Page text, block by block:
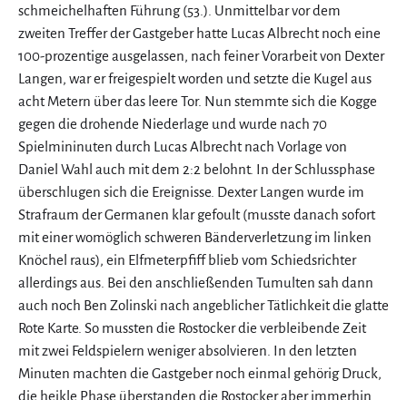
schmeichelhaften Führung (53.). Unmittelbar vor dem
zweiten Treffer der Gastgeber hatte Lucas Albrecht noch eine
100-prozentige ausgelassen, nach feiner Vorarbeit von Dexter
Langen, war er freigespielt worden und setzte die Kugel aus
acht Metern über das leere Tor. Nun stemmte sich die Kogge
gegen die drohende Niederlage und wurde nach 70
Spielmininuten durch Lucas Albrecht nach Vorlage von
Daniel Wahl auch mit dem 2:2 belohnt. In der Schlussphase
überschlugen sich die Ereignisse. Dexter Langen wurde im
Strafraum der Germanen klar gefoult (musste danach sofort
mit einer womöglich schweren Bänderverletzung im linken
Knöchel raus), ein Elfmeterpfiff blieb vom Schiedsrichter
allerdings aus. Bei den anschließenden Tumulten sah dann
auch noch Ben Zolinski nach angeblicher Tätlichkeit die glatte
Rote Karte. So mussten die Rostocker die verbleibende Zeit
mit zwei Feldspielern weniger absolvieren. In den letzten
Minuten machten die Gastgeber noch einmal gehörig Druck,
die heikle Phase überstanden die Rostocker aber immerhin